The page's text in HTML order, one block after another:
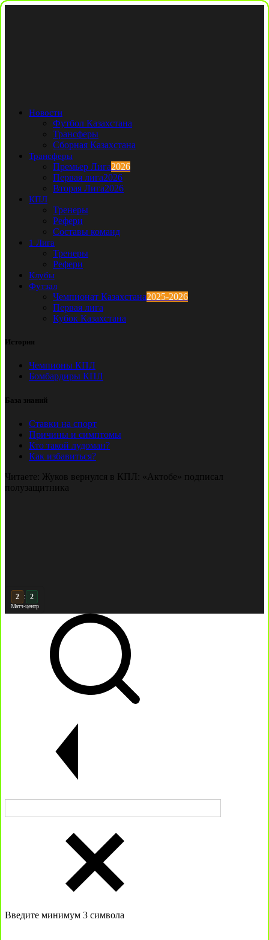
Новости
Футбол Казахстана
Трансферы
Сборная Казахстана
Трансферы
Премьер Лига2026
Первая лига2026
Вторая Лига2026
КПЛ
Тренеры
Рефери
Составы команд
1 Лига
Тренеры
Рефери
Клубы
Футзал
Чемпионат Казахстана2025-2026
Первая лига
Кубок Казахстана
История
Чемпионы КПЛ
Бомбардиры КПЛ
База знаний
Ставки на спорт
Причины и симптомы
Кто такой лудоман?
Как избавиться?
Читаете: Жуков вернулся в КПЛ: «Актобе» подписал
полузащитника
3 : 3
Матч-центр
Введите минимум 3 символа